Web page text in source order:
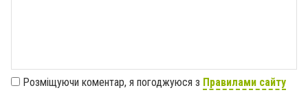
Розміщуючи коментар, я погоджуюся з Правилами сайту